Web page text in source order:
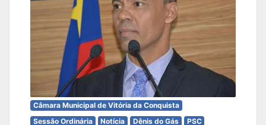
Câmara Municipal de Vitória da Conquista
Sessão Ordinária
Notícia Dênis do Gás PSC